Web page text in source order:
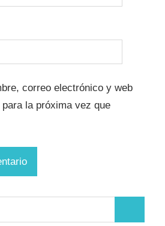
correo electrónico y web
la próxima vez que